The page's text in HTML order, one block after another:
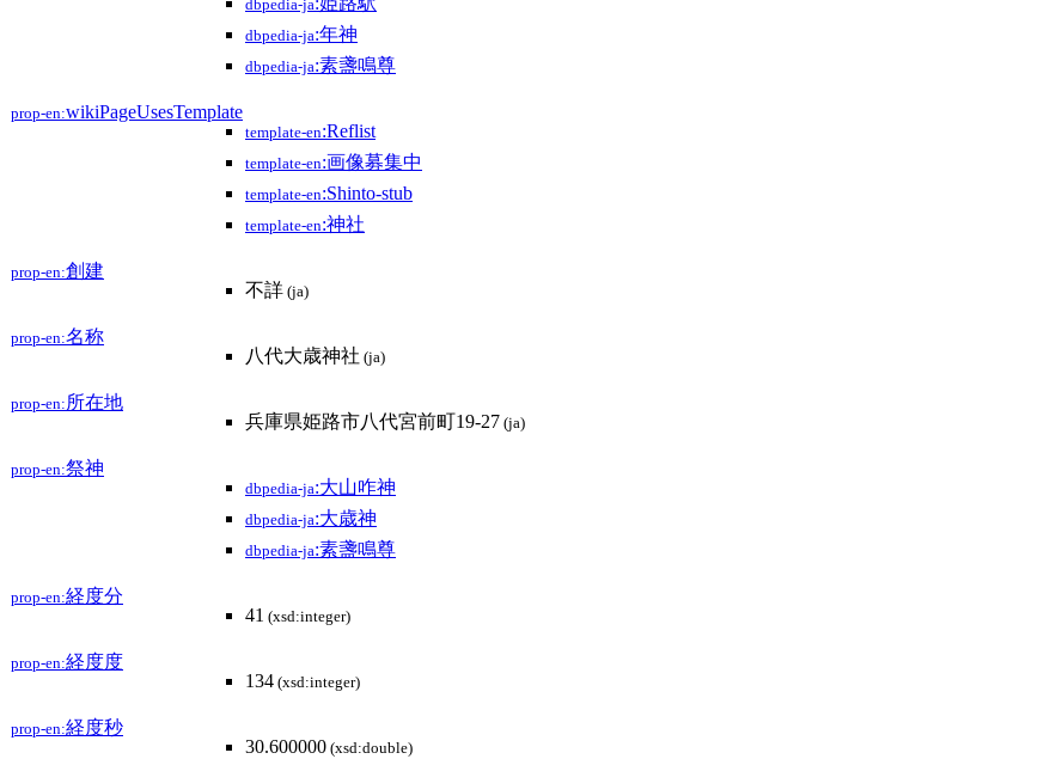
dbpedia-ja
dbpedia-ja:年神
dbpedia-ja:素盞鳴尊
prop-en:wikiPageUsesTemplate
template-en:Reflist
template-en:画像募集中
template-en:Shinto-stub
template-en:神社
prop-en:創建
不詳 (ja)
prop-en:名称
八代大歳神社 (ja)
prop-en:所在地
兵庫県姫路市八代宮前町19-27 (ja)
prop-en:祭神
dbpedia-ja:大山咋神
dbpedia-ja:大歳神
dbpedia-ja:素盞鳴尊
prop-en:経度分
41 (xsd:integer)
prop-en:経度度
134 (xsd:integer)
prop-en:経度秒
30.600000 (xsd:double)